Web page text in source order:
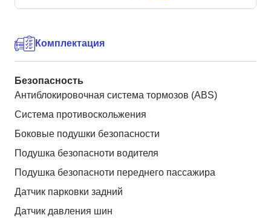
Комплектация
Безопасность
Антиблокировочная система тормозов (ABS)
Система противоскольжения
Боковые подушки безопасности
Подушка безопасноти водителя
Подушка безопасноти переднего пассажира
Датчик парковки задний
Датчик давления шин